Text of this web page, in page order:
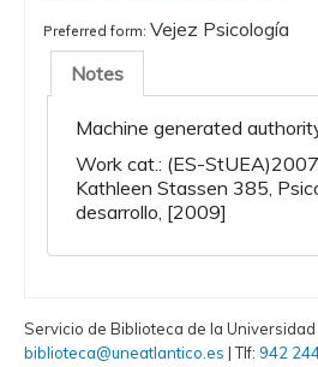
Preferred form: Vejez Psicología
Notes
Machine generated
Work cat.: (ES-
Kathleen Stassen 385,
desarrollo, [2009]
Servicio de Biblioteca de la
biblioteca@uneatlantico.es | Tlf: 942